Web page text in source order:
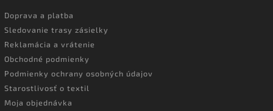
Doprava a platba
Sledovanie trasy zásielky
Reklamácia a vrátenie
Obchodné podmienky
Podmienky ochrany osobných údajov
Starostlivosť o textil
Moja objednávka